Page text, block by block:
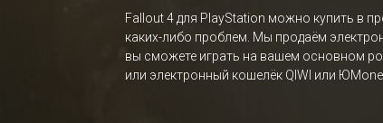
Fallout 4 для PlayStation можно купить в
каких-либо проблем. Мы продаём
вы сможете играть на вашем основном
или электронный кошелёк QIWI или